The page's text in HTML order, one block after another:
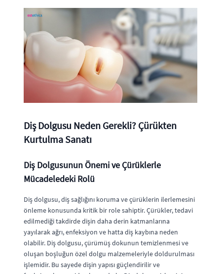
Diş Dolgusu Neden Gerekli? Çürükten
Kurtulma Sanatı
Diş Dolgusunun Önemi ve Çürüklerle
Mücadeledeki Rolü
Diş dolgusu, diş sağlığını koruma ve çürüklerin ilerlemesini
önleme konusunda kritik bir role sahiptir. Çürükler, tedavi
edilmediği takdirde dişin daha derin katmanlarına
yayılarak ağrı, enfeksiyon ve hatta diş kaybına neden
olabilir. Diş dolgusu, çürümüş dokunun temizlenmesi ve
oluşan boşluğun özel dolgu malzemeleriyle doldurulması
işlemidir. Bu sayede dişin yapısı güçlendirilir ve